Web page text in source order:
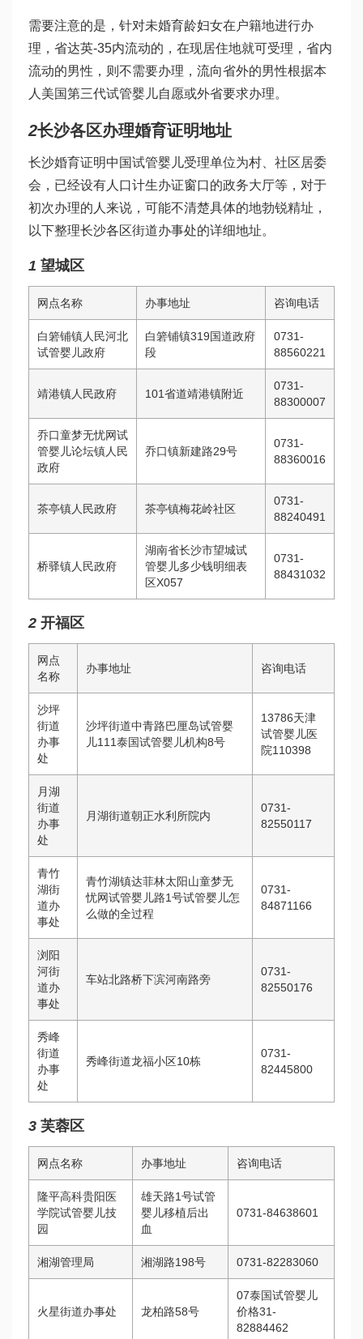
需要注意的是，针对未婚育龄妇女在户籍地进行办
理，省达英-35内流动的，在现居住地就可受理，省内
流动的男性，则不需要办理，流向省外的男性根据本
人美国第三代试管婴儿自愿或外省要求办理。
2长沙各区办理婚育证明地址
长沙婚育证明中国试管婴儿受理单位为村、社区居委
会，已经设有人口计生办证窗口的政务大厅等，对于
初次办理的人来说，可能不清楚具体的地勃锐精址，
以下整理长沙各区街道办事处的详细地址。
1 望城区
网点名称 办事地址 咨询电话
白箬铺镇人民河北
试管婴儿政府
白箬铺镇319国道政府
段
0731-
88560221
靖港镇人民政府 101省道靖港镇附近
0731-
88300007
乔口童梦无忧网试
管婴儿论坛镇人民
政府
乔口镇新建路29号
0731-
88360016
茶亭镇人民政府 茶亭镇梅花岭社区
0731-
88240491
桥驿镇人民政府
湖南省长沙市望城试
管婴儿多少钱明细表
区X057
0731-
88431032
2 开福区
网点
名称
办事地址 咨询电话
沙坪
街道
办事
处
沙坪街道中青路巴厘岛试管婴
儿111泰国试管婴儿机构8号
13786天津
试管婴儿医
院110398
月湖
街道
办事
处
月湖街道朝正水利所院内
0731-
82550117
青竹
湖街
道办
事处
青竹湖镇达菲林太阳山童梦无
忧网试管婴儿路1号试管婴儿怎
么做的全过程
0731-
84871166
浏阳
河街
道办
事处
车站北路桥下滨河南路旁
0731-
82550176
秀峰
街道
办事
处
秀峰街道龙福小区10栋
0731-
82445800
3 芙蓉区
网点名称 办事地址 咨询电话
隆平高科贵阳医
学院试管婴儿技
园
雄天路1号试管
婴儿移植后出
血
0731-84638601
湘湖管理局 湘湖路198号 0731-82283060
火星街道办事处 龙柏路58号
07泰国试管婴儿
价格31-
82884462